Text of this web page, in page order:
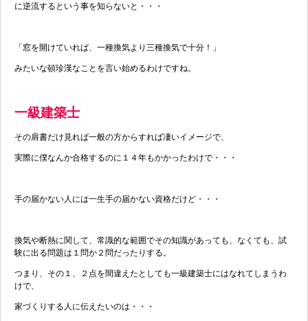
に逆流するという事を知らないと・・・
「窓を開けていれば、一種換気より三種換気で十分！」
みたいな頓珍漢なことを言い始めるわけですね。
一級建築士
その肩書だけ見れば一般の方からすれば凄いイメージで、
実際に僕なんか合格するのに１４年もかかったわけで・・・
手の届かない人には一生手の届かない資格だけど・・・
換気や断熱に関して、常識的な範囲でその知識があっても、なくても、試
験に出る問題は１問か２問だったりする。
つまり、その１、２点を間違えたとしても一級建築士にはなれてしまうわ
けで、
家づくりする人に伝えたいのは・・・